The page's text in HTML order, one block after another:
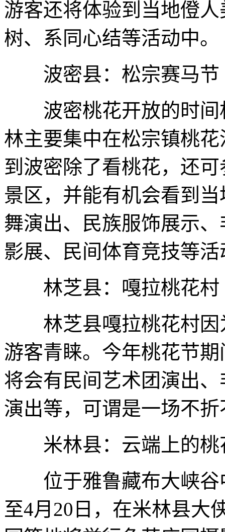
游客还将体验到当地僜
树、系同心结等活动中。
波密县：松宗赛马节
波密桃花开放的时间
林主要集中在松宗镇桃
到波密除了看桃花，还
景区，并能有机会看到
舞演出、民族服饰展示
影展、民间体育竞技等活
林芝县：嘎拉桃花村
林芝县嘎拉桃花村因
游客青睐。今年桃花节
将会有民间艺术团演出
演出等，可谓是一场不
米林县：云端上的桃
位于雅鲁藏布大峡谷
至4月20日，在米林县大